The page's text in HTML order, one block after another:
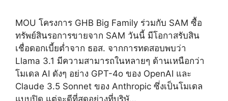
MOU โครงการ GHB Big Family ร่วมกับ SAM ซื้อ
ทรัพย์สินรอการขายจาก SAM วันนี้ มีโอกาสรับสิน
เชื่อดอกเบี้ยต่ำจาก ธอส. จากการทดสอบพบว่า
Llama 3.1 มีความสามารถในหลายๆ ด้านเหนือกว่า
โมเดล AI ดังๆ อย่าง GPT-4o ของ OpenAI และ
Claude 3.5 Sonnet ของ Anthropic ซึ่งเป็นโมเดล
แบบปิด แต่จะดีที่สุดอย่างที่บริษั…